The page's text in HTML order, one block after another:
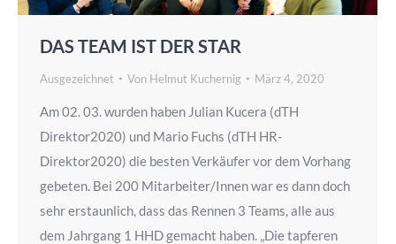
DAS TEAM IST DER STAR
Ausgezeichnet Von Helmut Kuchernig März 4, 2020
Am 02. 03. wurden haben Julian Kucera (dTH
Direktor2020) und Mario Fuchs (dTH HR-
Direktor2020) die besten Verkäufer vor dem Vorhang
gebeten. Bei 200 Mitarbeiter/Innen war es dann doch
sehr erstaunlich, dass das Rennen 3 Teams, alle aus
dem Jahrgang 1 HHD gemacht haben. „Die tapferen